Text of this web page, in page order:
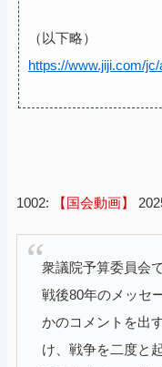
（以下略）
https://www.jiji.com/
1002: 【国会動画】
衆議院予算委員会
戦後80年のメッセ
かのコメントを出
け、戦争を二度と